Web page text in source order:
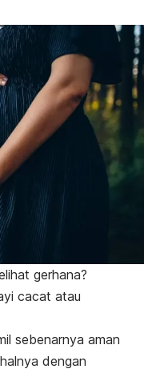
gerhana?
cacat atau
sebenarnya aman
dengan